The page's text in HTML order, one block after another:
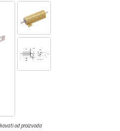
od proizvoda